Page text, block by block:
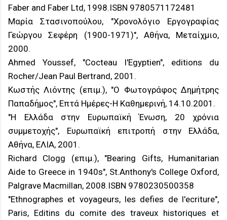
Faber and Faber Ltd, 1998.ISBN 9780571172481
Μαρία Στασινοπούλου, "Χρονολόγιο Εργογραφίας
Γεώργου Σεφέρη (1900-1971)", Αθήνα, Μεταίχμιο,
2000.
Ahmed Youssef, "Cocteau l'Egyptien", editions du
Rocher/Jean Paul Bertrand, 2001.
Κωστής Λιόντης (επιμ.), "Ο Φωτογράφος Δημήτρης
Παπαδήμος", Επτά Ημέρες-Η Καθημερινή, 14.10.2001.
"Η Ελλάδα στην Ευρωπαϊκή Ένωση, 20 χρόνια
συμμετοχής", Ευρωπαϊκή επιτροπή στην Ελλάδα,
Αθήνα, ΕΛΙΑ, 2001.
Richard Clogg (επιμ.), "Bearing Gifts, Humanitarian
Aide to Greece in 1940s", St.Anthony's College Oxford,
Palgrave Macmillan, 2008.ISBN 9780230500358
"Ethnographes et voyageurs, les defies de l'ecriture",
Paris, Editins du comite des traveux historiques et